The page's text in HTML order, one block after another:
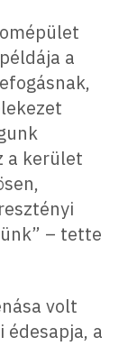
a
a kerület
– tette
volt
édesapja, a